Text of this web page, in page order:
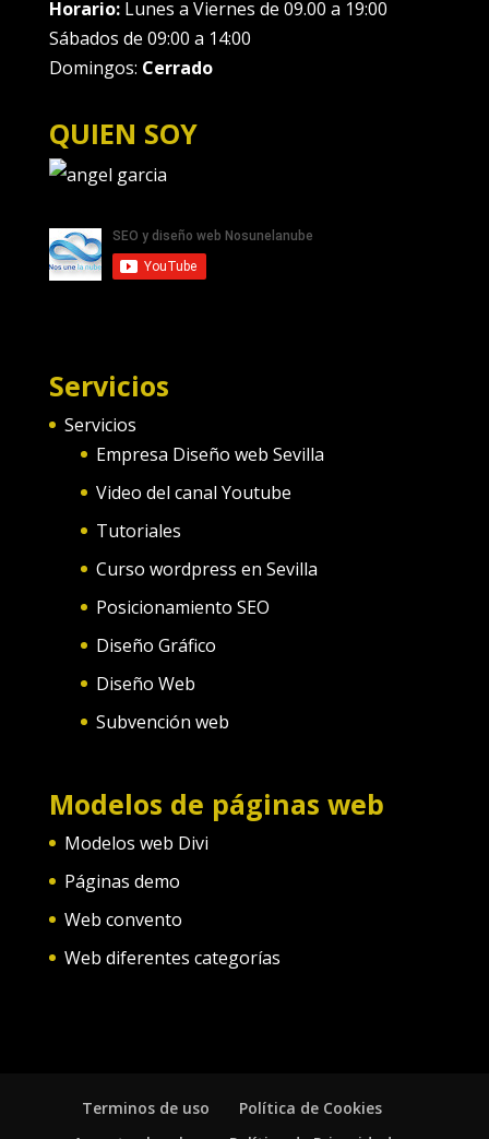
Horario:Lunes a Viernes de 09.00 a 19:00
Sábados de 09:00 a 14:00
Domingos: Cerrado
QUIEN SOY
Servicios
Servicios
Empresa Diseño web Sevilla
Video del canal Youtube
Tutoriales
Curso wordpress en Sevilla
Posicionamiento SEO
Diseño Gráfico
Diseño Web
Subvención web
Modelos de páginas web
Modelos web Divi
Páginas demo
Web convento
Web diferentes categorías
Terminos de uso
Política de Cookies